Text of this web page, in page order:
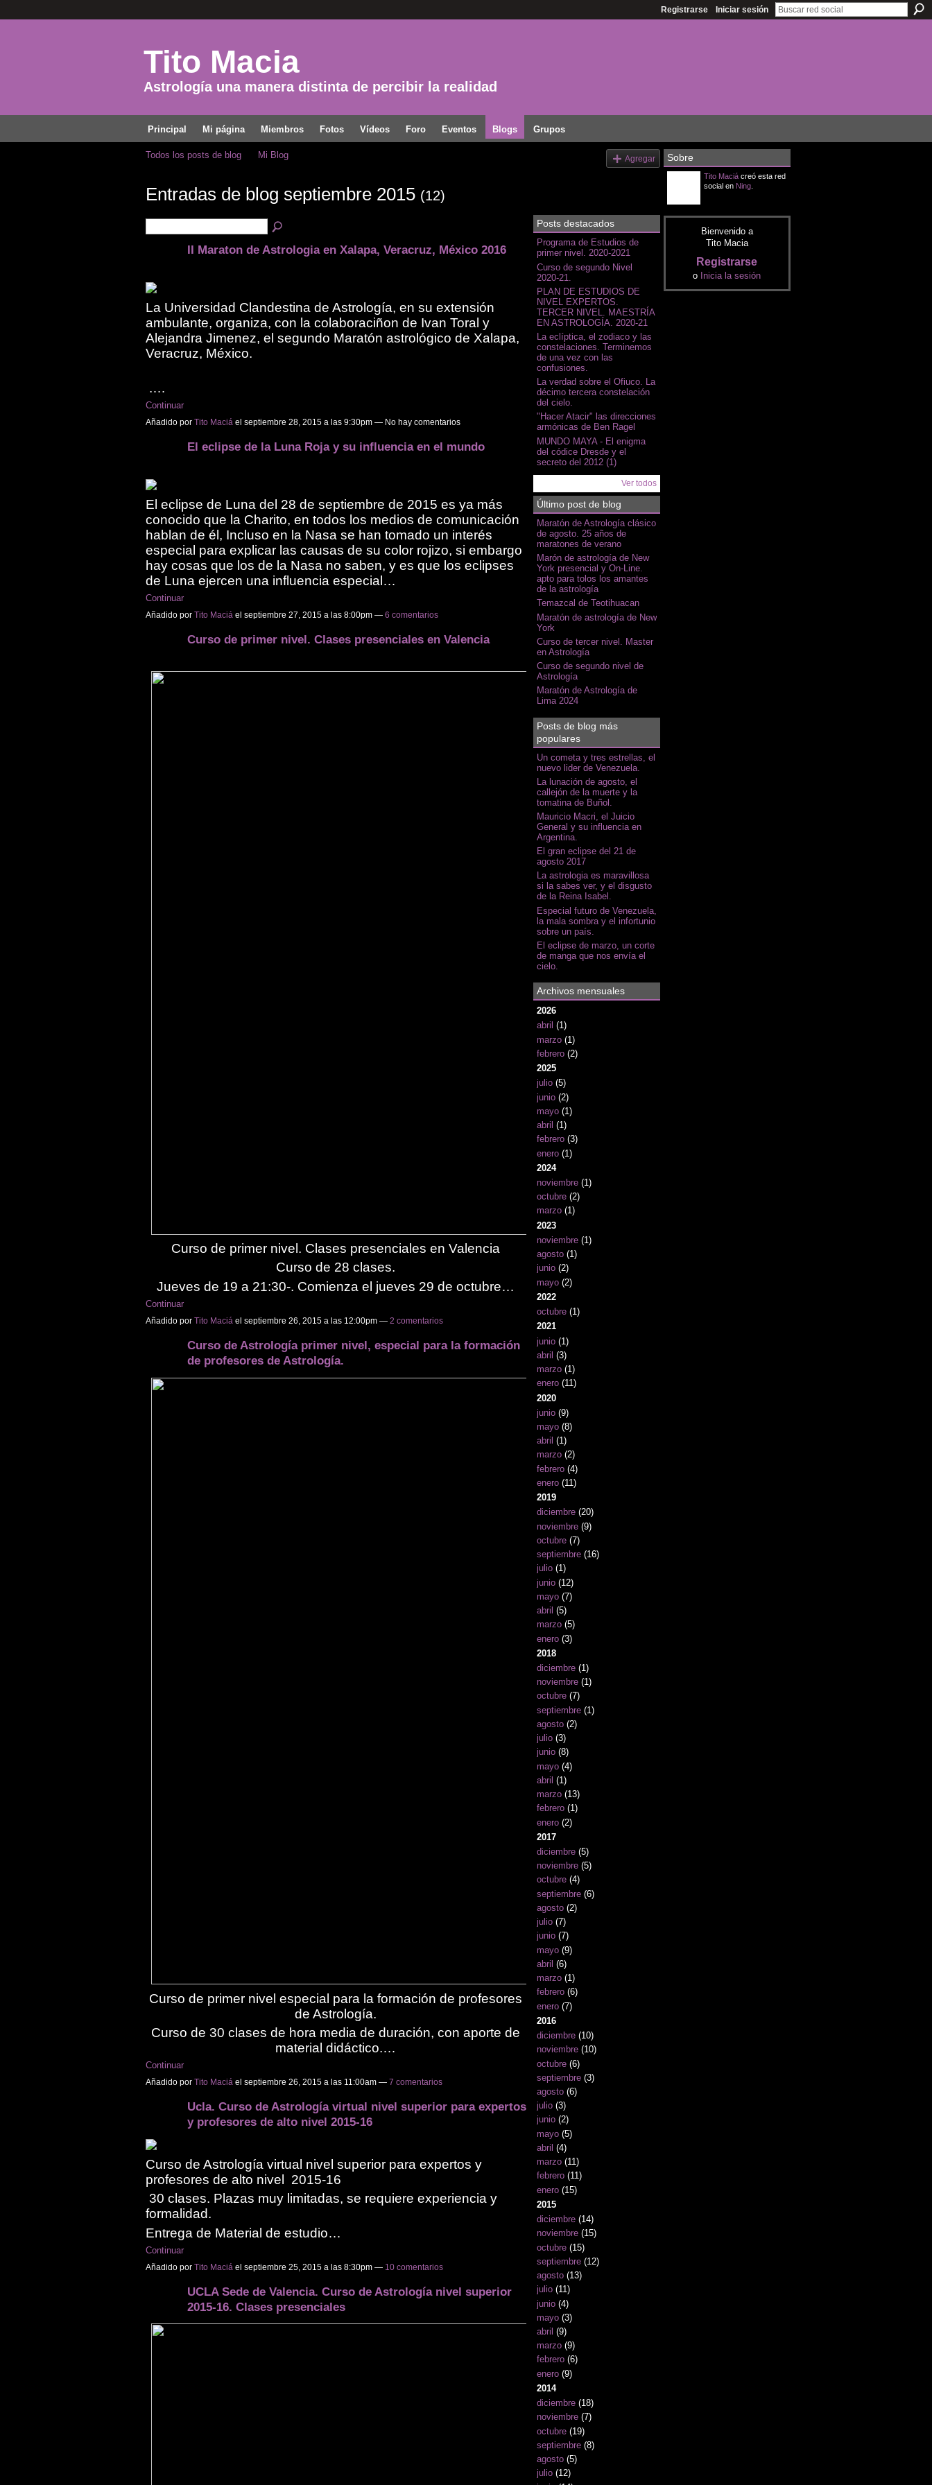
Registrarse Iniciar sesión
Tito Macia
Astrología una manera distinta de percibir la realidad
Principal Mi página Miembros Fotos Vídeos Foro Eventos Blogs Grupos
Todos los posts de blog Mi Blog Agregar
Entradas de blog septiembre 2015 (12)
II Maraton de Astrologia en Xalapa, Veracruz, México 2016
La Universidad Clandestina de Astrología, en su extensión
ambulante, organiza, con la colaboraciñon de Ivan Toral y
Alejandra Jimenez, el segundo Maratón astrológico de Xalapa,
Veracruz, México.
.…
Continuar
Añadido por Tito Maciáel septiembre 28, 2015 a las 9:30pm — No hay comentarios
El eclipse de la Luna Roja y su influencia en el mundo
El eclipse de Luna del 28 de septiembre de 2015 es ya más
conocido que la Charito, en todos los medios de comunicación
hablan de él, Incluso en la Nasa se han tomado un interés
especial para explicar las causas de su color rojizo, si embargo
hay cosas que los de la Nasa no saben, y es que los eclipses
de Luna ejercen una influencia especial…
Continuar
Añadido por Tito Maciáel septiembre 27, 2015 a las 8:00pm — 6 comentarios
Curso de primer nivel. Clases presenciales en Valencia
Curso de primer nivel. Clases presenciales en Valencia
Curso de 28 clases.
Jueves de 19 a 21:30-. Comienza el jueves 29 de octubre…
Continuar
Añadido por Tito Maciáel septiembre 26, 2015 a las 12:00pm — 2 comentarios
Curso de Astrología primer nivel, especial para la formación
de profesores de Astrología.
Curso de primer nivel especial para la formación de profesores
de Astrología.
Curso de 30 clases de hora media de duración, con aporte de
material didáctico.…
Continuar
Añadido por Tito Maciáel septiembre 26, 2015 a las 11:00am — 7 comentarios
Ucla. Curso de Astrología virtual nivel superior para expertos
y profesores de alto nivel 2015-16
Curso de Astrología virtual nivel superior para expertos y
profesores de alto nivel 2015-16
30 clases. Plazas muy limitadas, se requiere experiencia y
formalidad.
Entrega de Material de estudio…
Continuar
Añadido por Tito Maciáel septiembre 25, 2015 a las 8:30pm — 10 comentarios
UCLA Sede de Valencia. Curso de Astrología nivel superior
2015-16. Clases presenciales
Posts destacados
Programa de Estudios de
primer nivel. 2020-2021
Curso de segundo Nivel
2020-21.
PLAN DE ESTUDIOS DE
NIVEL EXPERTOS.
TERCER NIVEL. MAESTRÍA
EN ASTROLOGÍA. 2020-21
La eclíptica, el zodiaco y las
constelaciones. Terminemos
de una vez con las
confusiones.
La verdad sobre el Ofiuco. La
décimo tercera constelación
del cielo.
"Hacer Atacir" las direcciones
armónicas de Ben Ragel
MUNDO MAYA - El enigma
del códice Dresde y el
secreto del 2012 (1)
Ver todos
Último post de blog
Maratón de Astrología clásico
de agosto. 25 años de
maratones de verano
Marón de astrología de New
York presencial y On-Line.
apto para tolos los amantes
de la astrología
Temazcal de Teotihuacan
Maratón de astrología de New
York
Curso de tercer nivel. Master
en Astrología
Curso de segundo nivel de
Astrología
Maratón de Astrología de
Lima 2024
Posts de blog más
populares
Un cometa y tres estrellas, el
nuevo lider de Venezuela.
La lunación de agosto, el
callejón de la muerte y la
tomatina de Buñol.
Mauricio Macri, el Juicio
General y su influencia en
Argentina.
El gran eclipse del 21 de
agosto 2017
La astrologia es maravillosa
si la sabes ver, y el disgusto
de la Reina Isabel.
Especial futuro de Venezuela,
la mala sombra y el infortunio
sobre un país.
El eclipse de marzo, un corte
de manga que nos envía el
cielo.
Archivos mensuales
2026
abril (1)
marzo(1)
febrero(2)
2025
julio(5)
junio(2)
mayo(1)
abril (1)
febrero(3)
enero(1)
2024
noviembre(1)
octubre(2)
marzo(1)
2023
noviembre(1)
agosto(1)
junio(2)
mayo(2)
2022
octubre(1)
2021
junio(1)
abril (3)
marzo(1)
enero(11)
2020
junio(9)
mayo(8)
abril (1)
marzo(2)
febrero(4)
enero(11)
2019
diciembre(20)
noviembre(9)
octubre(7)
septiembre(16)
julio(1)
junio(12)
mayo(7)
abril (5)
marzo(5)
enero(3)
2018
diciembre(1)
noviembre(1)
octubre(7)
septiembre(1)
agosto(2)
julio(3)
junio(8)
mayo(4)
abril (1)
marzo(13)
febrero(1)
enero(2)
2017
diciembre(5)
noviembre(5)
octubre(4)
septiembre(6)
agosto(2)
julio(7)
junio(7)
mayo(9)
abril (6)
marzo(1)
febrero(6)
enero(7)
2016
diciembre(10)
noviembre(10)
octubre(6)
septiembre(3)
agosto(6)
julio(3)
junio(2)
mayo(5)
abril (4)
marzo(11)
febrero(11)
enero(15)
2015
diciembre(14)
noviembre(15)
octubre(15)
septiembre(12)
agosto(13)
julio(11)
junio(4)
mayo(3)
abril (9)
marzo(9)
febrero(6)
enero(9)
2014
diciembre(18)
noviembre(7)
octubre(19)
septiembre(8)
agosto(5)
julio(12)
Sobre
Tito Maciácreó esta red
social en Ning.
Bienvenido a
Tito Macia
Registrarse
o Inicia la sesión